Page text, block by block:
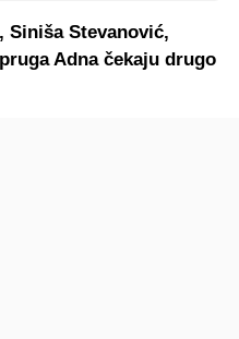
Siniša Stevanović,
Adna čekaju drugo